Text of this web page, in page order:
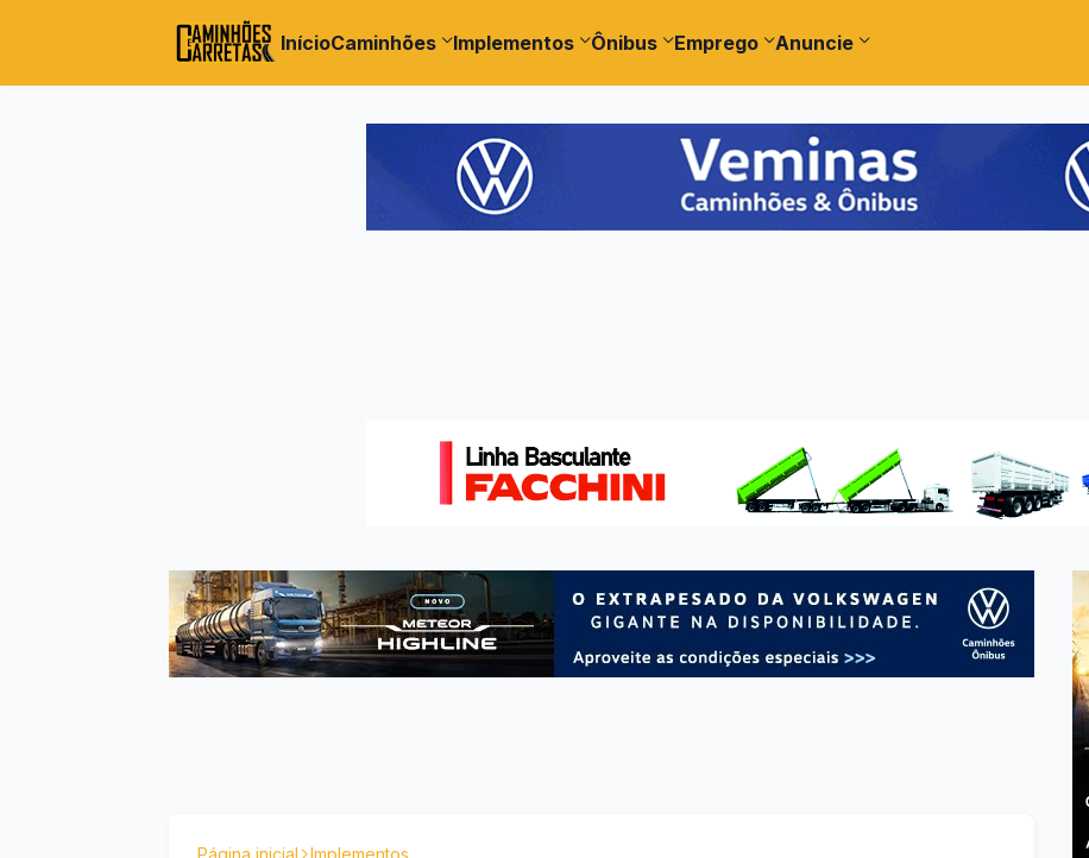
InícioCaminhões Implementos Ônibus Emprego Anuncie
Página inicial Implementos